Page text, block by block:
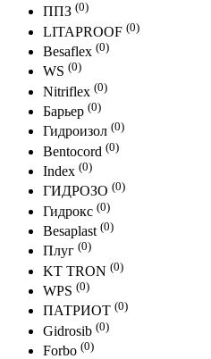
ППЗ (0)
LITAPROOF (0)
Besaflex (0)
WS (0)
Nitriflex (0)
Барьер (0)
Гидроизол (0)
Bentocord (0)
Index (0)
ГИДРОЗО (0)
Гидрокс (0)
Besaplast (0)
Плуг (0)
KT TRON (0)
WPS (0)
ПАТРИОТ (0)
Gidrosib (0)
Forbo (0)